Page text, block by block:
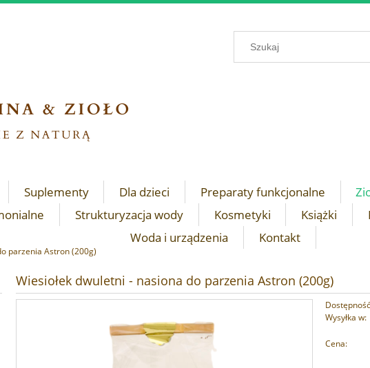
Suplementy Dla dzieci Preparaty funkcjonalne
Strukturyzacja wody Kosmetyki Książki
Woda i urządzenia
Kontakt
parzenia Astron (200g)
Wiesiołek dwuletni - nasiona do parzenia Astron (200g)
Wysyłka w:
Cena: